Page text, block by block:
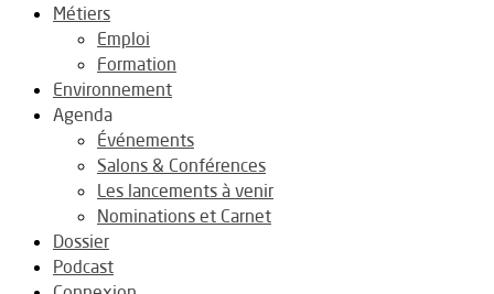
Métiers
Emploi
Formation
Environnement
Agenda
Événements
Salons & Conférences
Les lancements à venir
Nominations et Carnet
Dossier
Podcast